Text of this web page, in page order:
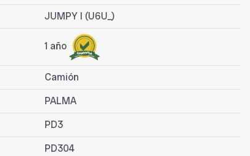
JUMPY I (U6U_)
1 año
Camión
PALMA
PD3
PD304